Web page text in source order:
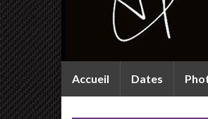
Accueil Dates